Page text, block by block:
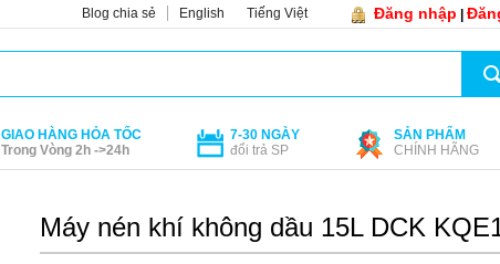
Đăng nhập
Blog chia sẻ English Tiếng Việt
GIAO HÀNG HỎA TỐC
Trong Vòng 2h ->24h
7-30 NGÀY
đổi trả SP
SẢN PHẨM
CHÍNH HÃNG
Máy nén khí không dầu 15L DCK